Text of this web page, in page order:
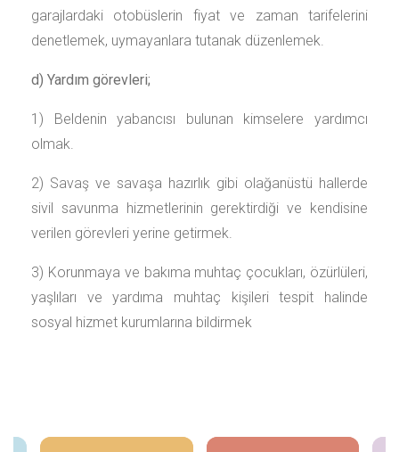
garajlardaki otobüslerin fiyat ve zaman tarifelerini
denetlemek, uymayanlara tutanak düzenlemek.
d) Yardım görevleri;
1) Beldenin yabancısı bulunan kimselere yardımcı
olmak.
2) Savaş ve savaşa hazırlık gibi olağanüstü hallerde
sivil savunma hizmetlerinin gerektirdiği ve kendisine
verilen görevleri yerine getirmek.
3) Korunmaya ve bakıma muhtaç çocukları, özürlüleri,
yaşlıları ve yardıma muhtaç kişileri tespit halinde
sosyal hizmet kurumlarına bildirmek